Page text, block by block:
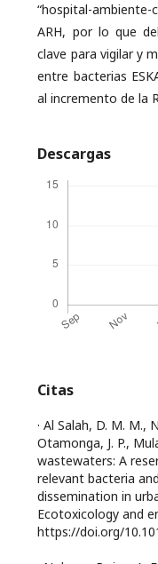
“hospital-
ARH, por lo que
clave para vigilar y
entre bacterias
al incremento de la
Descargas
Citas
· Al Salah, D. M. M.,
Otamonga, J. P.,
wastewaters: A
relevant bacteria
dissemination in
Ecotoxicology and
https://doi.org/